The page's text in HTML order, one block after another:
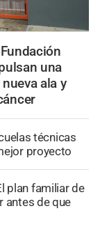
una
ala y
técnicas
proyecto
plan familiar de
antes de que